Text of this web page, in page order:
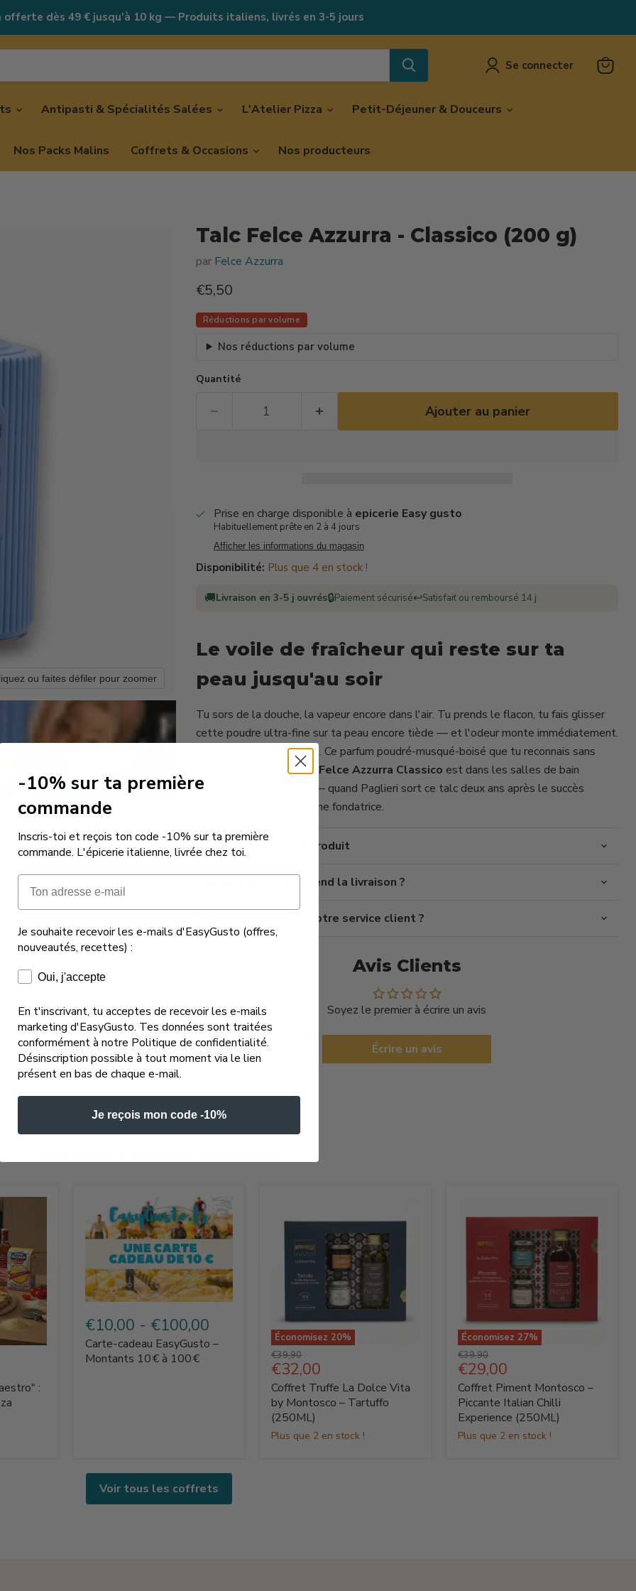
offerte dès 49 € jusqu'à 10 kg — Produits italiens, livrés en 3-5 jours
Se connecter
Antipasti & Spécialités Salées L'Atelier Pizza Petit-Déjeuner & Douceurs
Nos Packs Malins Coffrets & Occasions Nos producteurs
ou faites défiler pour zoomer
Talc Felce Azzurra - Classico (200 g)
par Felce Azzurra
Prix actuel
€5,50
Réductions par volume
Nos réductions par volume
Quantité
Ajouter au panier
Prise en charge disponible à epicerie Easy gusto
Habituellement prête en 2 à 4 jours
Afficher les informations du magasin
Disponibilité: Plus que 4 en stock !
🚚Livraison en 3-5 j ouvrés🔒Paiement sécurisé↩️Satisfait ou remboursé 14 j
Le voile de fraîcheur qui reste sur ta
peau jusqu'au soir
Tu sors de la douche, la vapeur encore dans l'air. Tu prends le flacon, tu fais glisser
cette poudre ultra-fine sur ta peau encore tiède — et l'odeur monte immédiatement.
Pas chimique. Pas lourde. Ce parfum poudré-musqué-boisé que tu reconnais sans
même chercher. LeTalc Felce Azzurra Classico est dans les salles de bain
italiennes depuis 1926 — quand Paglieri sort ce talc deux ans après le succès
phénoménal de sa cologne fondatrice.
En savoir plus sur ce produit
Combien de temps prend la livraison ?
Comment contacter notre service client ?
Avis Clients
Soyez le premier à écrire un avis
Écrire un avis
:
EasyGusto
–
Montants
10 €
€10,00 - €100,00
Carte‑cadeau EasyGusto –
Montants 10 € à 100 €
Économisez 20%
Coffret
Truffe
La
Dolce
Vita
by
Montosco
–
Prix
d'origine
€39,90
Prix
actuel
€32,00
Coffret Truffe La Dolce Vita
by Montosco – Tartuffo
(250ML)
Plus que 2 en stock !
Économisez 27%
Coffret
Piment
Montosco
–
Piccante
Italian
Chilli
Experience
Prix
d'origine
€39,90
Prix
actuel
€29,00
Coffret Piment Montosco –
Piccante Italian Chilli
Experience (250ML)
Plus que 2 en stock !
Voir tous les coffrets
-10% sur ta première
commande
Inscris-toi et reçois ton code -10% sur ta première
commande. L'épicerie italienne, livrée chez toi.
Email
Je souhaite recevoir les e-mails d'EasyGusto (offres,
nouveautés, recettes) :
Consentement e-mails marketing
Oui, j'accepte
En t'inscrivant, tu acceptes de recevoir les e-mails
marketing d'EasyGusto. Tes données sont traitées
conformément à notre Politique de confidentialité.
Désinscription possible à tout moment via le lien
présent en bas de chaque e-mail.
Je reçois mon code -10%